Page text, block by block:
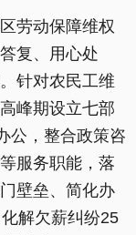
劳动保障维权
复、用心处
针对农民工维
峰期设立七部
公，整合政策咨
服务职能，落
壁垒、简化办
解欠薪纠纷25